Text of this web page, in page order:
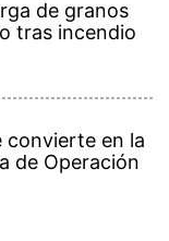
de granos
tras incendio
convierte en la
de Operación